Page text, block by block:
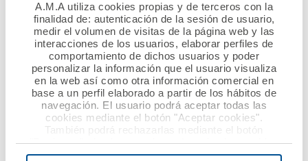
A.M.A utiliza cookies propias y de terceros con la
finalidad de: autenticación de la sesión de usuario,
medir el volumen de visitas de la página web y las
interacciones de los usuarios, elaborar perfiles de
comportamiento de dichos usuarios y poder
personalizar la información que el usuario visualiza
en la web así como otra información comercial en
base a un perfil elaborado a partir de los hábitos de
navegación. El usuario podrá aceptar todas las
cookies mediante el botón "Aceptar cookies".
También podrá rechazarlas mediante el botón
"Rechazar", donde se rechazarán todas las cookies
menos las necesarias para permitir el acceso a los
Ver noticia Ver noticia